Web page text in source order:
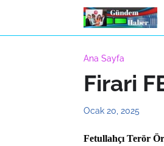
Ana Sayfa
Firari
Ocak 20, 2025
Fetullahçı Terör